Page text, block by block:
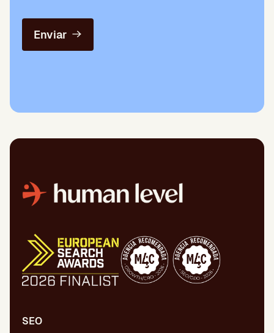
Enviar
SEO